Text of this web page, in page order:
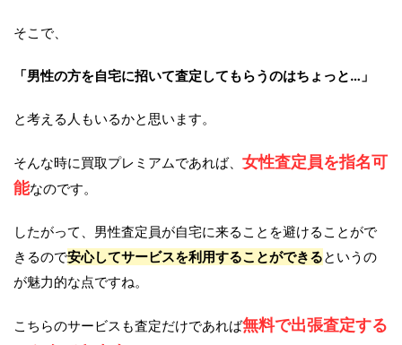
そこで、
「男性の方を自宅に招いて査定してもらうのはちょっと…」
と考える人もいるかと思います。
そんな時に買取プレミアムであれば、 女性査定員を指名可
能なのです。
したがって、男性査定員が自宅に来ることを避けることがで
きるので安心してサービスを利用することができるというの
が魅力的な点ですね。
こちらのサービスも査定だけであれば無料で出張査定する